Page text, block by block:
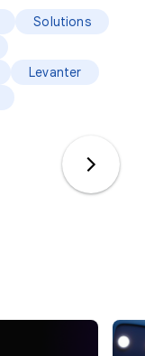
Solutions
Levanter